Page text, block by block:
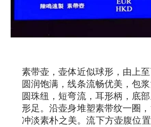
素带壶，壶体近似球形，由上
圆润饱满，线条流畅优美，包
圆珠纽，短弯流，耳形柄，底
形足。沿壶身堆塑素带纹一圈
冲淡素朴之美。流下方壶腹位